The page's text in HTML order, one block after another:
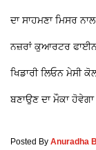
ਦਾ ਸਾਹਮਣਾ ਮਿਸਰ
ਨਜ਼ਰਾਂ ਕੁਆਰਟਰ
ਖਿਡਾਰੀ ਲਿਓਨ ਮੇਸੀ
ਬਣਾਉਣ ਦਾ ਮੌਕਾ
Posted By Anuradha